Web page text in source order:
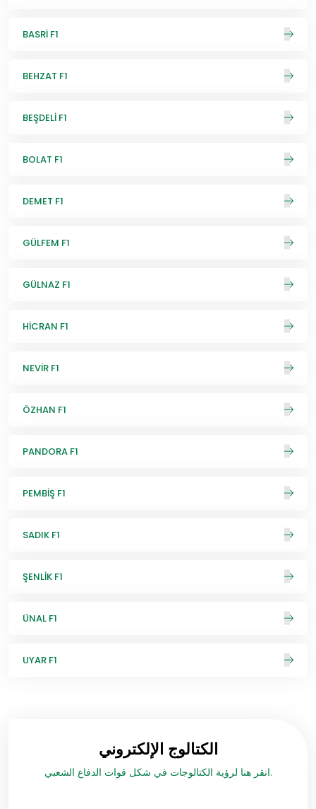
BASRİ F1
BEHZAT F1
BEŞDELİ F1
BOLAT F1
DEMET F1
GÜLFEM F1
GÜLNAZ F1
HİCRAN F1
NEVİR F1
ÖZHAN F1
PANDORA F1
PEMBİŞ F1
SADIK F1
ŞENLİK F1
ÜNAL F1
UYAR F1
الكتالوج الإلكتروني
انقر هنا لرؤية الكتالوجات في شكل قوات الدفاع الشعبي.